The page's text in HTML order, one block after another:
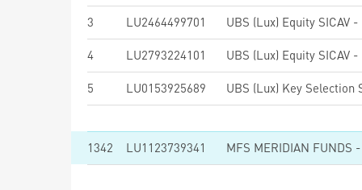
3 LU2464499701
4 LU2793224101
5 LU0153925689
1342 LU1123739341